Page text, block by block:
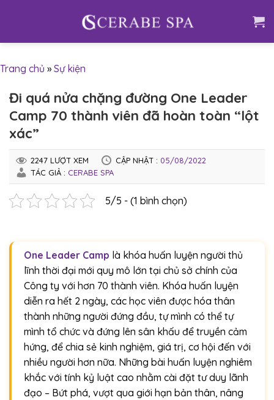
Trang chủ » Sự kiện
Đi quá nửa chặng đường One Leader
Camp 70 thành viên đã hoàn toàn “lột
xác”
2247 LƯỢT XEM CẬP NHẬT : 05/08/2022
TÁC GIẢ : CERABE SPA
5/5 - (1 bình chọn)
One Leader Camp là khóa huấn luyện người thủ
lĩnh thời đại mới quy mô lớn tại chủ sở chính của
Công ty với hơn 70 thành viên. Khóa huấn luyện
diễn ra hết 2 ngày, các học viên được hóa thân
thành những người đứng đầu, tự mình có thể tự
mình tổ chức và đứng lên sân khấu để truyền cảm
hứng, để chia sẻ kinh nghiệm, giá trị, cơ hội đến với
nhiều người hơn nữa. Những bài huấn luyện nghiêm
khắc với tính kỷ luật cao nhằm cài đặt tư duy lãnh
đạo – Bứt phá, vượt qua giới hạn bản thân, nâng